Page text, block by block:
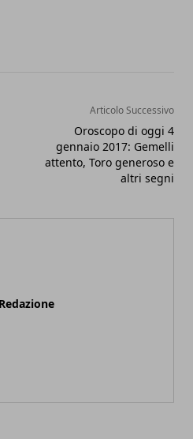
Articolo Successivo
Oroscopo di oggi 4
gennaio 2017: Gemelli
attento, Toro generoso e
altri segni
Redazione